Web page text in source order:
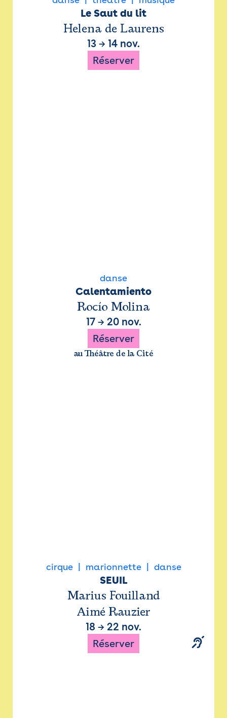
Le Saut du lit
Helena de Laurens
13 → 14 nov.
Réserver
danse
Calentamiento
Rocío Molina
17→ 20 nov.
Réserver
au Théâtre de la Cité
cirque marionnette danse
SEUIL
Marius Fouilland
Aimé Rauzier
18 → 22 nov.
Réserver